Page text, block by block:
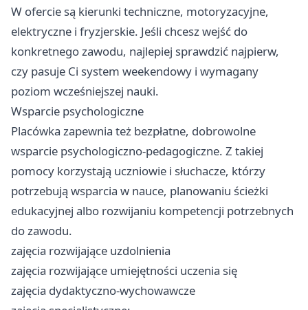
W ofercie są kierunki techniczne, motoryzacyjne,
elektryczne i fryzjerskie. Jeśli chcesz wejść do
konkretnego zawodu, najlepiej sprawdzić najpierw,
czy pasuje Ci system weekendowy i wymagany
poziom wcześniejszej nauki.
Wsparcie psychologiczne
Placówka zapewnia też bezpłatne, dobrowolne
wsparcie psychologiczno-pedagogiczne. Z takiej
pomocy korzystają uczniowie i słuchacze, którzy
potrzebują wsparcia w nauce, planowaniu ścieżki
edukacyjnej albo rozwijaniu kompetencji potrzebnych
do zawodu.
zajęcia rozwijające uzdolnienia
zajęcia rozwijające umiejętności uczenia się
zajęcia dydaktyczno-wychowawcze